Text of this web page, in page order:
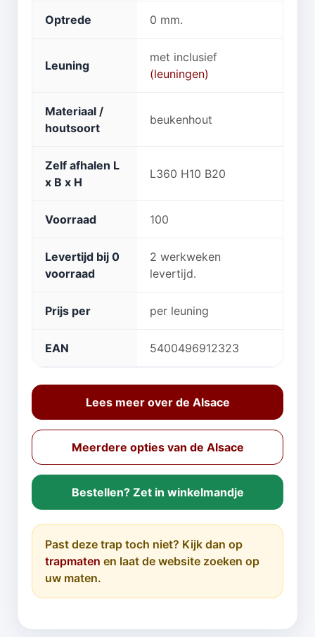
Optrede 0 mm.
Leuning
met inclusief
(leuningen)
Materiaal /
houtsoort
beukenhout
Zelf afhalen L
x B x H
L360 H10 B20
Voorraad 100
Levertijd bij 0
voorraad
2 werkweken
levertijd.
Prijs per per leuning
EAN 5400496912323
Lees meer over de Alsace
Meerdere opties van de Alsace
Bestellen? Zet in winkelmandje
Past deze trap toch niet? Kijk dan op
trapmaten en laat de website zoeken op
uw maten.